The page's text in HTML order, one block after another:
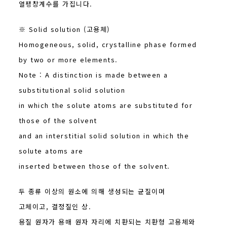
열팽창계수를 가집니다.
※ Solid solution (고용체)
Homogeneous, solid, crystalline phase formed
by two or more elements.
Note : A distinction is made between a
substitutional solid solution
in which the solute atoms are substituted for
those of the solvent
and an interstitial solid solution in which the
solute atoms are
inserted between those of the solvent.
두 종류 이상의 원소에 의해 생성되는 균질이며
고체이고, 결정질인 상.
용질 원자가 용매 원자 자리에 치환되는 치환형 고용체와